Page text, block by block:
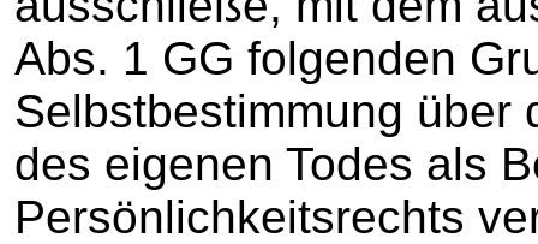
Abs. 1 GG folgenden
Selbstbestimmung über
des eigenen Todes als
Persönlichkeitsrechts